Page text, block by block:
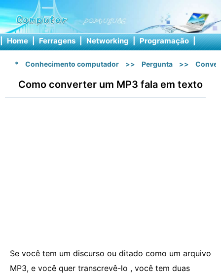
| Home | Ferragens | Networking | Programação |
* Conhecimento computador >> Pergunta >>
Como converter um MP3 fala em texto
Se você tem um discurso ou ditado como um arquivo
MP3, e você quer transcrevê-lo , você tem duas